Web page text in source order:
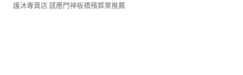
護沐專賣店 感應門神板橋殯葬業推薦